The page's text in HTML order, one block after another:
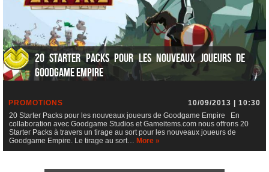
20 Starter Packs pour les nouveaux joueurs de
Goodgame Empire
PROMOTIONS
10/09/2013 | 10:30
20 Starter Packs pour les nouveaux joueurs de Goodgame Empire En
collaboration avec Goodgame Studios et Gameitems.com nous offrons 20
Starter Packs à travers un tirage au sort pour les nouveaux joueurs de
Goodgame Empire. Le tirage au sort… More »